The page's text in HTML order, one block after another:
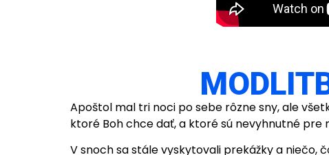
Apoštol mal tri noci po sebe rôzne sny, ale
ktoré Boh chce dať, a ktoré sú nevyhnutné pre
V snoch sa stále vyskytovali prekážky a niečo,